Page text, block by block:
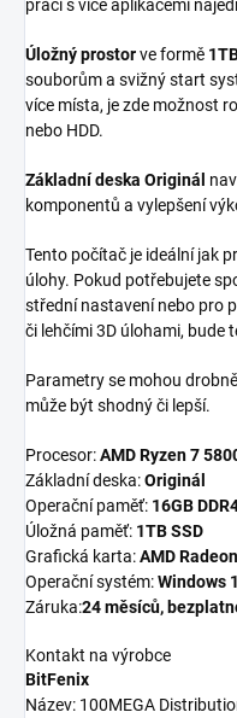
práci s více aplikacemi
Úložný prostorve formě
souborům a svižný start
více místa, je zde možnost
nebo HDD.
Základní deska Originál
komponentů a vylepšení
Tento počítač je ideální jak
úlohy. Pokud potřebujete
střední nastavení nebo pro
či lehčími 3D úlohami, bude
Parametry se mohou
může být shodný či lepší.
Procesor:AMD Ryzen 7
Základní deska:Originál
Operační paměť: 16GB
Úložná paměť: 1TB SSD
Grafická karta:AMD
Operační systém:Windows
Záruka:24 měsíců,
Kontakt na výrobce
BitFenix
Název: 100MEGA